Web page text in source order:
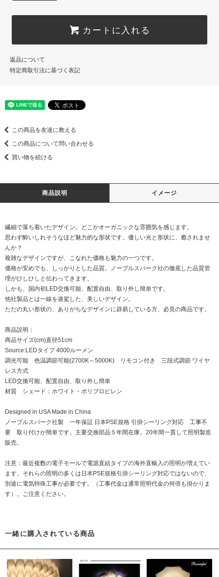
カートに入れる
返品について
特定商取引法に基づく表記
この商品を友達に教える
この商品について問い合わせる
買い物を続ける
商品説明 イメージ
繊細で落ち着いたデザイン。どこかオーガニックな雰囲気を感じます。
思わず酔いしれそうなほど魅力的な形状です。優しい光と形状に、癒されませ
んか？
複雑なデザインですが、こなれた価格も魅力の一つです。
価格が安めでも、しっかりとした品質。ノーブルスパーク社の徹底した品質管
理がひしひしと伝わってきます。
しかも、国内初LED交換可能、配置自由、取り外し簡単です。
他社製品とは一線を凌駕した、美しいデザイン。
ただの丸い形状の、ありがちなデザインに辟易している方、必見の商品です。
商品説明：
商品サイズ(cm)直径51cm
Source:LEDタイプ 4000ルーメン
調光可能 色温調節可能(2700K～5000K) リモコン付き 三段式調節 ワイヤ
レス方式
LED交換可能、配置自由、取り外し簡単
材質 シェード：ホワイト・ポリプロピレン
Designed in USA Made in China
ノーブルスパーク社製 一年保証 日本PSE規格 引掛シーリング対応 工事不
要 取り付けが簡単です。主要交換部品５年間在庫。20年間一貫して照明製造
販売。
注意：最近複数の電子モールで電源直結タイプの海外直輸入の照明が増えてい
ます。それらの照明の多くは日本PSE規格引掛シーリング対応ではないので、
別途に電気特殊工事が必要です。（工事代金は通常照明代金の何倍も掛かりま
す）。ご注意ください。
一緒に購入されている商品